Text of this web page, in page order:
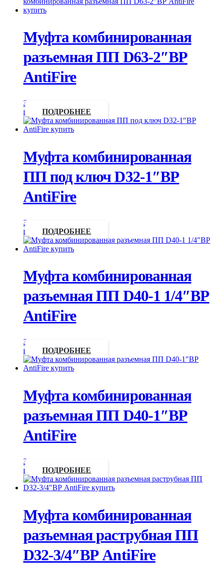
Муфта комбинированная
разъемная ПП D63-2″ВР
AntiFire
Запросить
цену
ПОДРОБНЕЕ
Муфта комбинированная
ПП под ключ D32-1″ВР
AntiFire
Запросить
цену
ПОДРОБНЕЕ
Муфта комбинированная
разъемная ПП D40-1 1/4″ВР
AntiFire
Запросить
цену
ПОДРОБНЕЕ
Муфта комбинированная
разъемная ПП D40-1″ВР
AntiFire
Запросить
цену
ПОДРОБНЕЕ
Муфта комбинированная
разъемная раструбная ПП
D32-3/4″ВР AntiFire